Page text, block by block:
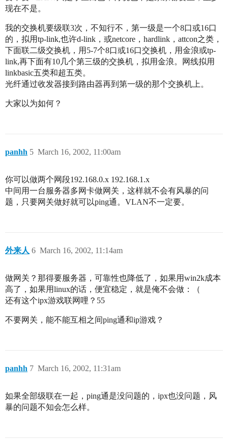
现在不是。
我的交换机要级联3次，不知行不，第一级是一个8口或16口
的，拟用tp-link,也许d-link，或netcore，hardlink，attcon之类，
下面联二级交换机，用5-7个8口或16口交换机，用金浪或tp-
link,再下面有10几个第三级的交换机，拟用金浪。网线拟用
linkbasic五类和超五类。
光纤通过收发器接到路由器再到第一级的那个交换机上。
大家以为如何？
panhh March 16, 2002, 11:00am
5
你可以做两个网段192.168.0.x 192.168.1.x
中间用一台服务器多网卡做网关，这样就不会有风暴的问
题，只要网关做好就可以ping通。VLAN不一定要。
外来人 March 16, 2002, 11:14am
6
做网关？那得要服务器，可靠性也降低了，如果用win2k成本
高了，如果用linux的话，便宜稳定，就是俺不会做：（
还有这个ipx游戏联网哩？55
不要网关，能不能互相之间ping通和ip游戏？
panhh March 16, 2002, 11:31am
7
如果全部级联在一起，ping通是没问题的，ipx也没问题，风
暴的问题不知会怎么样。